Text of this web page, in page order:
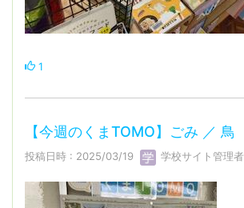
1
【今週のくまTOMO】ごみ ／ 鳥
投稿日時 : 2025/03/19 学校サイト管理者